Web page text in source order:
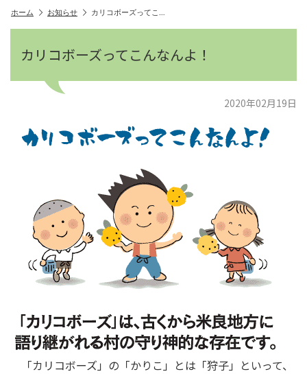
ホーム お知らせ カリコボーズってこ…
カリコボーズってこんなんよ！
2020年02月19日
「カリコボーズ」の「かりこ」とは「狩子」といって、